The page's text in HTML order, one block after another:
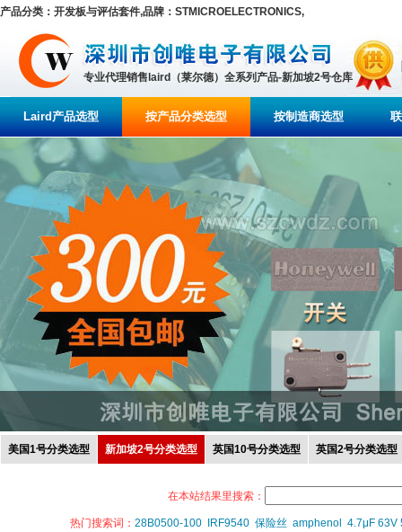
产品分类：开发板与评估套件,品牌：STMICROELECTRONICS,
专业代理销售laird（莱尔德）全系列产品-新加坡2号仓库
Laird产品选型 按产品分类选型 按制造商选型
美国1号分类选型 新加坡2号分类选型 英国10号分类选型 英国2号分类选型
在本站结果里搜索：
热门搜索词： 28B0500-100 IRF9540 保险丝 amphenol 4.7μF 63V